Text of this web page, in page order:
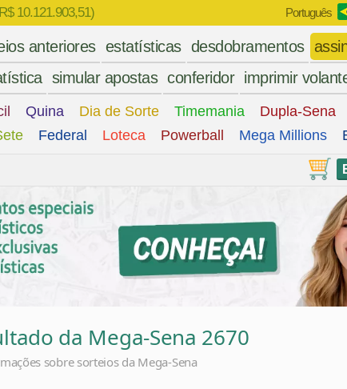
10.121.903,51) Português
anteriores estatísticas desdobramentos
simular apostas conferidor imprimir
Quina Dia de Sorte Timemania Dupla-Sena
Federal Loteca Powerball Mega Millions
da Mega-Sena 2670
sobre sorteios da Mega-Sena